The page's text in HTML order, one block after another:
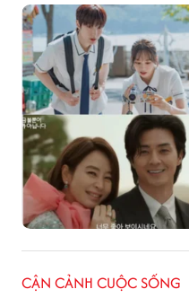
CẬN CẢNH CUỘC SỐNG